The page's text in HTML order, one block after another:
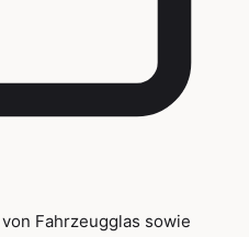
Fahrzeugglas sowie